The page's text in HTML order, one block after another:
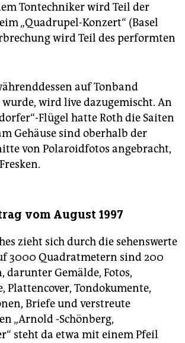
Tontechniker wird Teil der
„Quadrupel-Konzert“ (Basel
wird Teil des performten
auf Tonband
wird live dazugemischt. An
Flügel hatte Roth die Saiten
Gehäuse sind oberhalb der
von Polaroidfotos angebracht,
vom August 1997
zieht sich durch die sehenswerte
3000 Quadratmetern sind 200
darunter Gemälde, Fotos,
Plattencover, Tondokumente,
Briefe und verstreute
„Arnold -Schönberg,
steht da etwa mit einem Pfeil